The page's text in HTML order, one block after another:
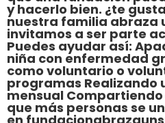
y hacerlo bien. ¿te
nuestra familia abraza
invitamos a ser parte
Puedes ayudar así:
niña con enfermedad
como voluntario o
programas Realizando
mensual
que más personas se